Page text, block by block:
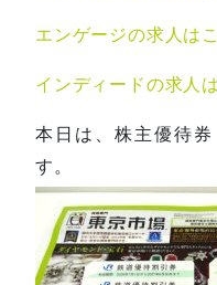
エンゲージの求人は
インディードの求人
本日は、株主優待
す。